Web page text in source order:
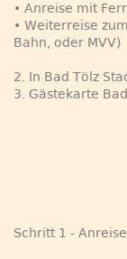
• Anreise mit
• Weiterreise
Bahn, oder MVV)
2. In Bad Tölz
3. Gästekarte
Schritt 1 -